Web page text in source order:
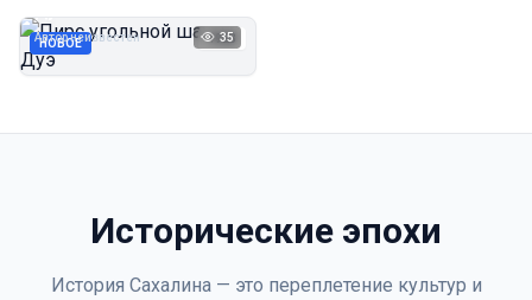
НОВОЕ 1923
Автор неизвестен 35
Исторические эпохи
История Сахалина — это переплетение культур и